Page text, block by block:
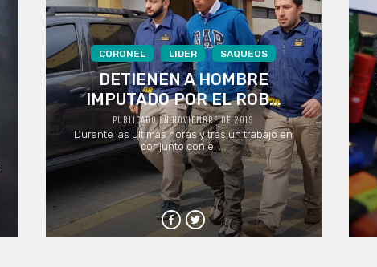
CORONEL LIDER SAQUEOS
DETIENEN A HOMBRE
IMPUTADO POR EL ROB...
PUBLICADO EN NOVIEMBRE DE 2019
Durante las ultimas horas y tras un trabajo en
conjunto con el ...